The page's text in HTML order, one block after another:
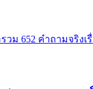
รวม 652 คำถามจริงเ